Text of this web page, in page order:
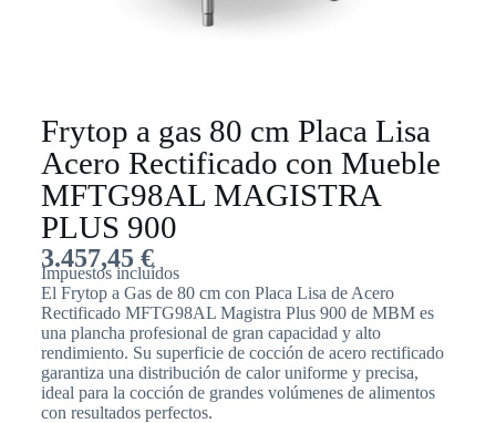
Frytop a gas 80 cm Placa Lisa
Acero Rectificado con Mueble
MFTG98AL MAGISTRA
PLUS 900
3.457,45 €
Impuestos incluídos
El Frytop a Gas de 80 cm con Placa Lisa de Acero
Rectificado MFTG98AL Magistra Plus 900 de MBM es
una plancha profesional de gran capacidad y alto
rendimiento. Su superficie de cocción de acero rectificado
garantiza una distribución de calor uniforme y precisa,
ideal para la cocción de grandes volúmenes de alimentos
con resultados perfectos.